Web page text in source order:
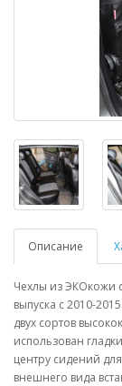
Описание
Чехлы из ЭКОкожи
выпуска с 2010-
двух сортов
использован
центру сидений
внешнего вида